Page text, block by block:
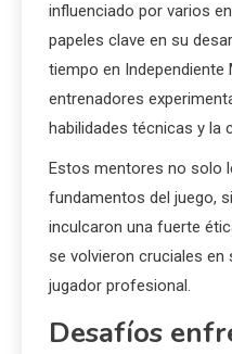
influenciado por varios
papeles clave en su
tiempo en Independiente
entrenadores
habilidades técnicas y la
Estos mentores no solo
fundamentos del juego,
inculcaron una fuerte
se volvieron cruciales
jugador profesional.
Desafíos